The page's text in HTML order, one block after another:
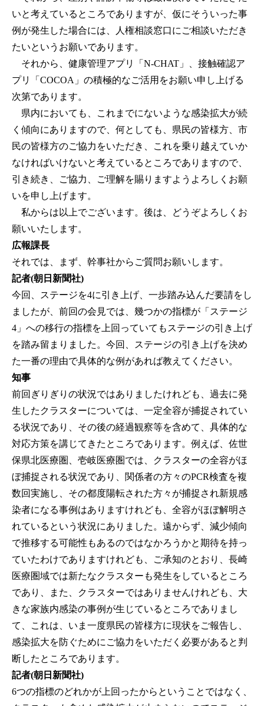
いと考えているところでありますが、仮にそういった事
例が発生した場合には、人権相談窓口にご相談いただき
たいというお願いであります。
それから、健康管理アプリ「N-CHAT」、接触確認ア
プリ「COCOA」の積極的なご活用をお願い申し上げる
次第であります。
県内においても、これまでにないような感染拡大が続
く傾向にありますので、何としても、県民の皆様方、市
民の皆様方のご協力をいただき、これを乗り越えていか
なければいけないと考えているところでありますので、
引き続き、ご協力、ご理解を賜りますようよろしくお願
いを申し上げます。
私からは以上でございます。後は、どうぞよろしくお
願いいたします。
広報課長
それでは、まず、幹事社からご質問お願いします。
記者(朝日新聞社)
今回、ステージを4に引き上げ、一歩踏み込んだ要請をし
ましたが、前回の会見では、幾つかの指標が「ステージ
4」への移行の指標を上回っていてもステージの引き上げ
を踏み留まりました。今回、ステージの引き上げを決め
た一番の理由で具体的な例があれば教えてください。
知事
前回ぎりぎりの状況ではありましたけれども、過去に発
生したクラスターについては、一定全容が捕捉されてい
る状況であり、その後の経過観察等を含めて、具体的な
対応方策を講じてきたところであります。例えば、佐世
保県北医療圏、壱岐医療圏では、クラスターの全容がほ
ぼ捕捉される状況であり、関係者の方々のPCR検査を複
数回実施し、その都度陽転された方々が捕捉され新規感
染者になる事例はありますけれども、全容がほぼ解明さ
れているという状況にありました。遠からず、減少傾向
で推移する可能性もあるのではなかろうかと期待を持っ
ていたわけでありますけれども、ご承知のとおり、長崎
医療圏域では新たなクラスターも発生をしているところ
であり、また、クラスターではありませんけれども、大
きな家族内感染の事例が生じているところでありまし
て、これは、いま一度県民の皆様方に現状をご報告し、
感染拡大を防ぐためにご協力をいただく必要があると判
断したところであります。
記者(朝日新聞社)
6つの指標のどれかが上回ったからということではなく、